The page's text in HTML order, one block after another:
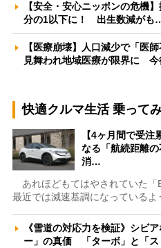
【安全・安心ニッポンの危機
分の1以下に！ 出生数減がも
【医療崩壊】人口減少で「医
見舞われ地域医療が限界に
快適クルマ生活 乗って
【4ヶ月間で受
なる「航続距離
消…
あれほどもてはやされていた「
最近では減速基調になっている
《雪道の対応力を検証》シビ
ー」の真価 「ターボ」と「